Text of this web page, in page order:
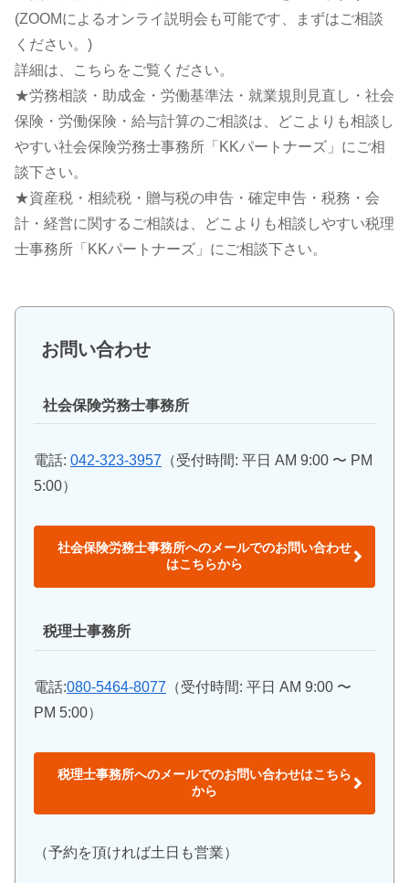
(ZOOMによるオンライ説明会も可能です、まずはご相談
ください。)
詳細は、こちらをご覧ください。
★労務相談・助成金・労働基準法・就業規則見直し・社会
保険・労働保険・給与計算のご相談は、どこよりも相談し
やすい社会保険労務士事務所「KKパートナーズ」にご相
談下さい。
★資産税・相続税・贈与税の申告・確定申告・税務・会
計・経営に関するご相談は、どこよりも相談しやすい税理
士事務所「KKパートナーズ」にご相談下さい。
お問い合わせ
社会保険労務士事務所
電話: 042-323-3957 （受付時間: 平日 AM 9:00 〜 PM
5:00）
社会保険労務士事務所へのメールでのお問い合わせ
はこちらから
税理士事務所
電話:080-5464-8077 （受付時間: 平日 AM 9:00 〜
PM 5:00）
税理士事務所へのメールでのお問い合わせはこちら
から
（予約を頂ければ土日も営業）